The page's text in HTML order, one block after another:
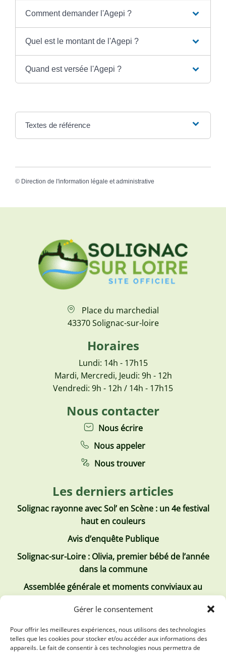
Gérer le consentement
Pour offrir les meilleures expériences, nous utilisons des technologies
telles que les cookies pour stocker et/ou accéder aux informations des
appareils. Le fait de consentir à ces technologies nous permettra de
Comment demander l'Agepi ?
Quel est le montant de l'Agepi ?
Quand est versée l'Agepi ?
Textes de référence
© Direction de l'information légale et administrative
Place du marchedial
43370 Solignac-sur-loire
Horaires
Lundi: 14h - 17h15
Mardi, Mercredi, Jeudi: 9h - 12h
Vendredi: 9h - 12h / 14h - 17h15
Nous contacter
Nous écrire
Nous appeler
Nous trouver
Les derniers articles
Solignac rayonne avec Sol’ en Scène : un 4e festival
haut en couleurs
Avis d’enquête Publique
Solignac-sur-Loire : Olivia, premier bébé de l’année
dans la commune
Assemblée générale et moments conviviaux au
Les derniers comptes rendus